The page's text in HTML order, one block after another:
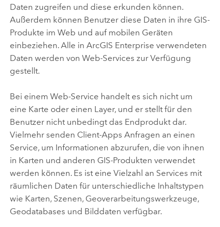
Daten zugreifen und diese erkunden können.
Außerdem können Benutzer diese Daten in ihre GIS-
Produkte im Web und auf mobilen Geräten
einbeziehen. Alle in ArcGIS Enterprise verwendeten
Daten werden von Web-Services zur Verfügung
gestellt.
Bei einem Web-Service handelt es sich nicht um
eine Karte oder einen Layer, und er stellt für den
Benutzer nicht unbedingt das Endprodukt dar.
Vielmehr senden Client-Apps Anfragen an einen
Service, um Informationen abzurufen, die von ihnen
in Karten und anderen GIS-Produkten verwendet
werden können. Es ist eine Vielzahl an Services mit
räumlichen Daten für unterschiedliche Inhaltstypen
wie Karten, Szenen, Geoverarbeitungswerkzeuge,
Geodatabases und Bilddaten verfügbar.